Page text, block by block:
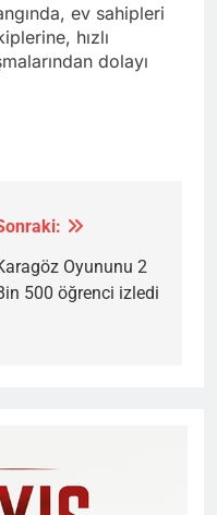
ev sahipleri
hızlı
dolayı
Oyununu 2
500 öğrenci izledi